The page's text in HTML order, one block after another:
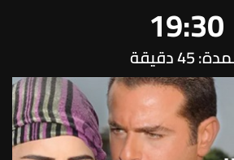
19:30
45 دقيقة